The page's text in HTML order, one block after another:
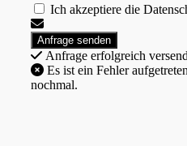
Ich akzeptiere die
Anfrage erfolgreich
nochmal.